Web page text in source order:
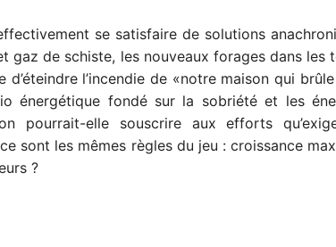
se satisfaire de solutions
gaz de schiste, les nouveaux forages dans les
l’incendie de «notre maison qui
énergétique fondé sur la sobriété et les
pourrait-elle souscrire aux efforts
sont les mêmes règles du jeu : croissance
?